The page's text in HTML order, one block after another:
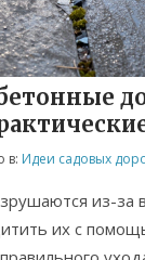
службы
в: Идеи садовых
из-за
их с